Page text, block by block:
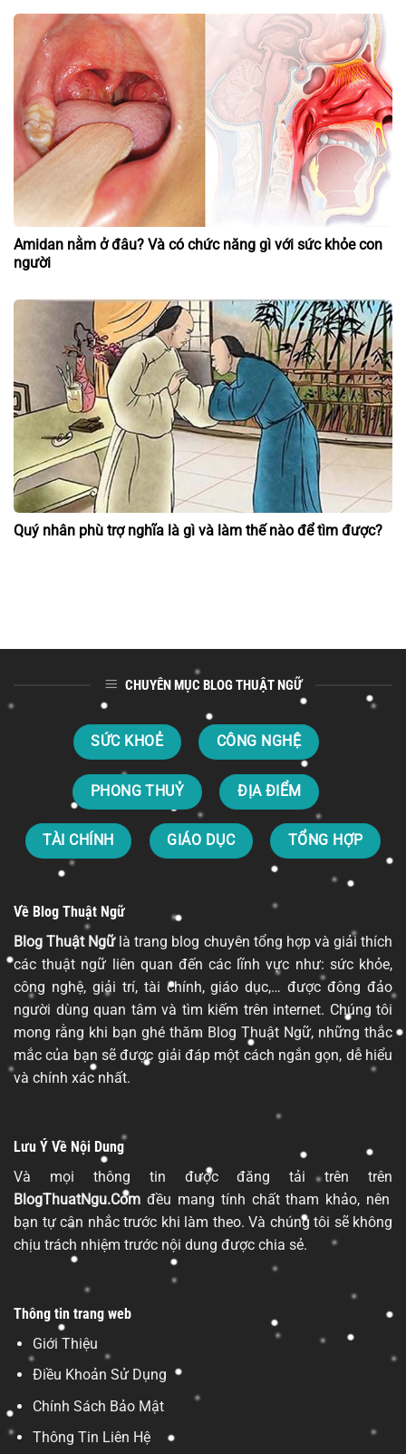
Amidan nằm ở đâu? Và có chức năng gì với sức khỏe con
người
Quý nhân phù trợ nghĩa là gì và làm thế nào để tìm được?
CHUYÊN MỤC BLOG THUẬT NGỮ
SỨC KHOẺ CÔNG NGHỆ
PHONG THUỶ ĐỊA ĐIỂM
TÀI CHÍNH GIÁO DỤC TỔNG HỢP
Về Blog Thuật Ngữ
Blog Thuật Ngữlà trang blog chuyên tổng hợp và giải thích
các thuật ngữ liên quan đến các lĩnh vực như: sức khỏe,
công nghệ, giải trí, tài chính, giáo dục,… được đông đảo
người dùng quan tâm và tìm kiếm trên internet. Chúng tôi
mong rằng khi bạn ghé thăm Blog Thuật Ngữ, những thắc
mắc của bạn sẽ được giải đáp một cách ngắn gọn, dễ hiểu
và chính xác nhất.
Lưu Ý Về Nội Dung
Và mọi thông tin được đăng tải trên trên
BlogThuatNgu.Com đều mang tính chất tham khảo, nên
bạn tự cân nhắc trước khi làm theo. Và chúng tôi sẽ không
chịu trách nhiệm trước nội dung được chia sẻ.
Thông tin trang web
Giới Thiệu
Điều Khoản Sử Dụng
Chính Sách Bảo Mật
Thông Tin Liên Hệ